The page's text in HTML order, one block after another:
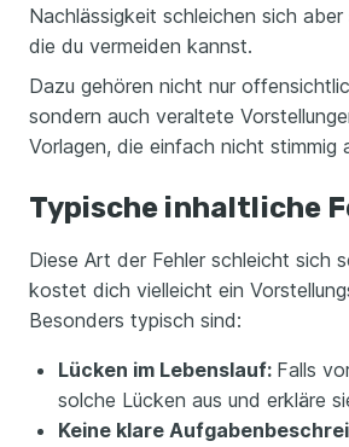
Nachlässigkeit schleichen sich aber
die du vermeiden kannst.
Dazu gehören nicht nur
sondern auch veraltete
Vorlagen, die einfach nicht stimmig
Typische inhaltliche
Diese Art der Fehler schleicht sich
kostet dich vielleicht ein
Besonders typisch sind:
Lücken im Lebenslauf: Falls
solche Lücken aus und erkläre
Keine klare